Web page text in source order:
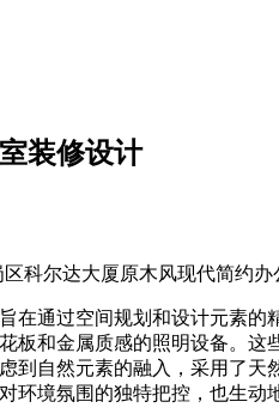
装修设计
科尔达大厦原木风现代简约办
在通过空间规划和设计元素
板和金属质感的照明设备。
到自然元素的融入，采用了天
境氛围的独特把控，也生动